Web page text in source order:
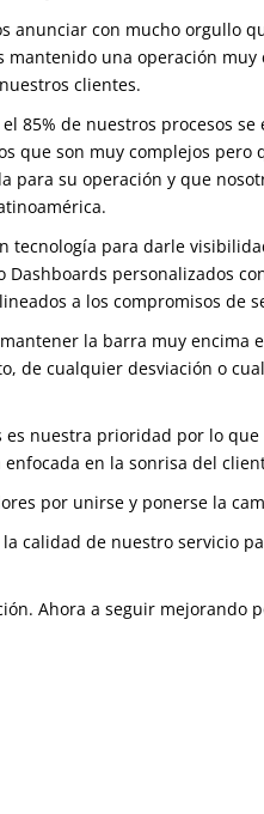
anunciar con mucho orgullo
una operación muy
clientes.
85% de nuestros procesos
que son muy complejos
para su operación y que
tecnología para darle
Dashboards personalizados
a los compromisos de
la barra muy encima
de cualquier desviación o
nuestra prioridad por lo
en la sonrisa del
por unirse y ponerse la
calidad de nuestro servicio
Ahora a seguir mejorando